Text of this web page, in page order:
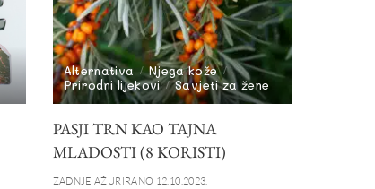
Alternativa
Njega kože
Prirodni lijekovi
Savjeti za žene
PASJI TRN KAO TAJNA
MLADOSTI (8 KORISTI)
ZADNJE AŽURIRANO 12.10.2023.